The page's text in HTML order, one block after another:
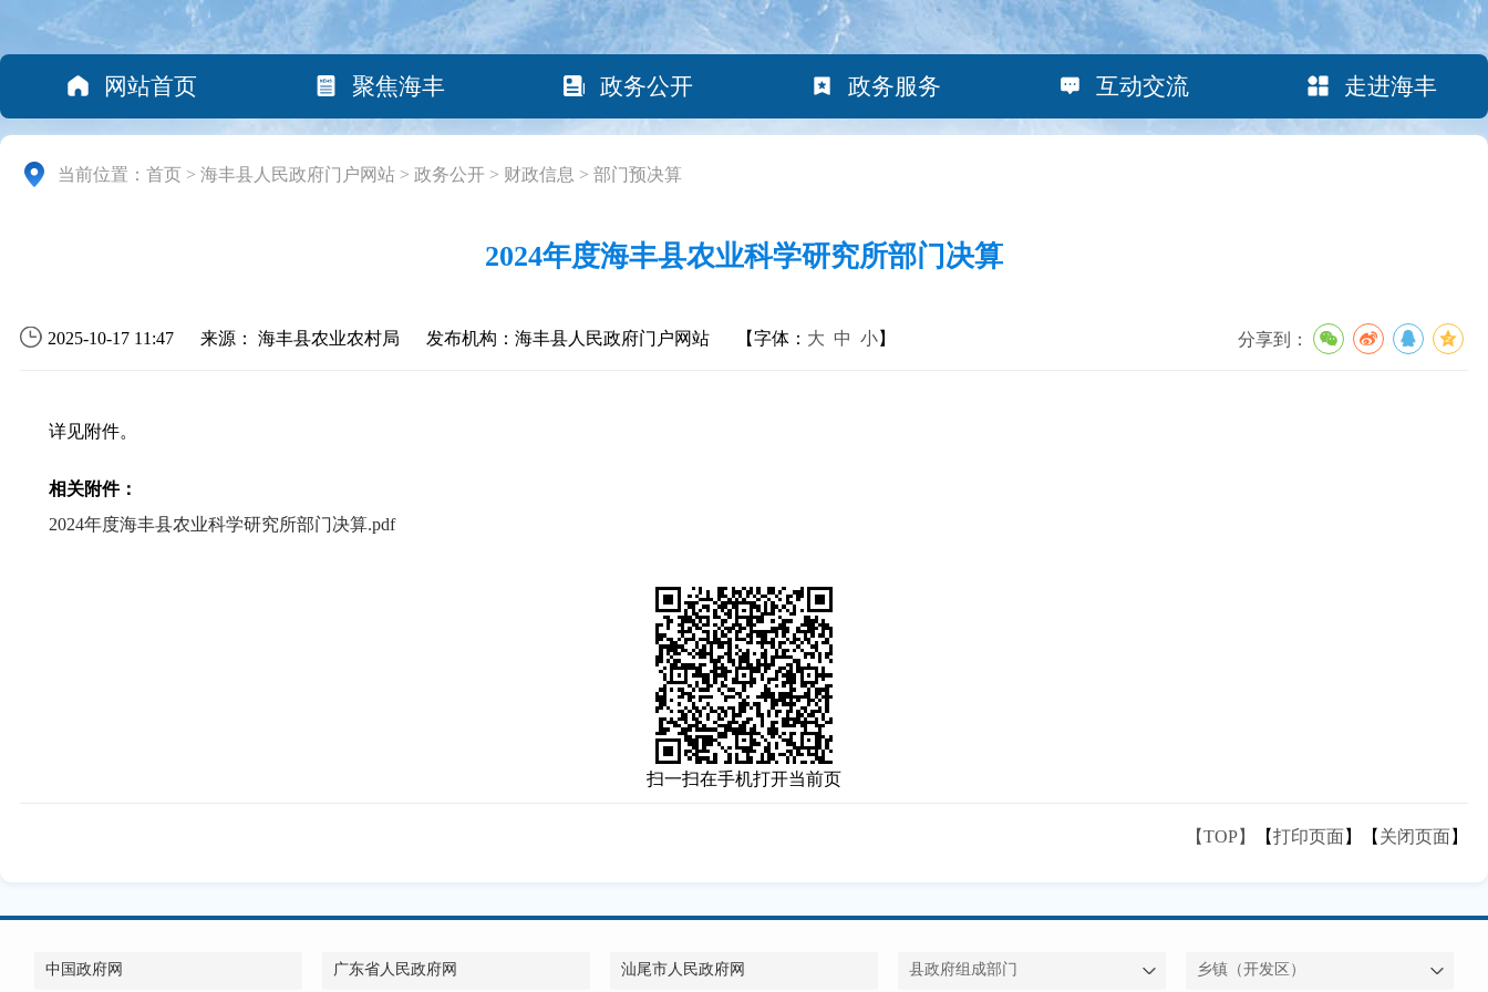
网站首页 聚焦海丰 政务公开 政务服务 互动交流 走进海丰
当前位置： 首页 > 海丰县人民政府门户网站 > 政务公开 > 财政信息 > 部门预决算
2024年度海丰县农业科学研究所部门决算
2025-10-17 11:47 来源： 海丰县农业农村局 发布机构：海丰县人民政府门户网站 【字体： 大 中 小】 分享到：
详见附件。
相关附件：
2024年度海丰县农业科学研究所部门决算.pdf
扫一扫在手机打开当前页
【TOP】 【打印页面】【 关闭页面】
中国政府网 广东省人民政府网 汕尾市人民政府网 县政府组成部门 乡镇（开发区）